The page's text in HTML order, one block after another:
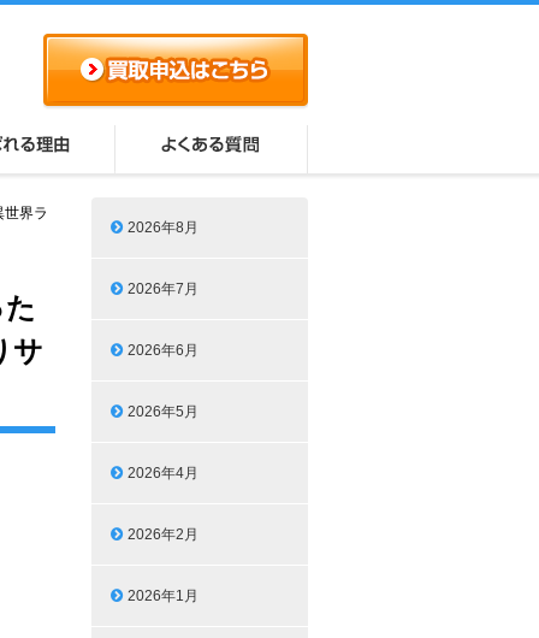
界ラ
サ
2026年8月
2026年7月
2026年6月
2026年5月
2026年4月
2026年2月
2026年1月